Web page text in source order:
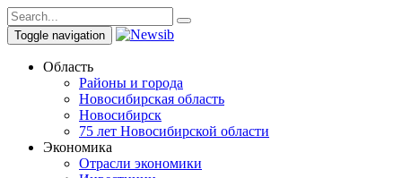
Toggle navigation
Область
Районы и города
Новосибирская область
Новосибирск
75 лет Новосибирской области
Экономика
Отрасли экономики